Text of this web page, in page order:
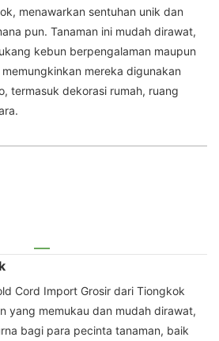
menawarkan sentuhan unik dan
pun. Tanaman ini mudah dirawat,
kebun berpengalaman maupun
mereka digunakan
termasuk dekorasi rumah, ruang
Cord Import Grosir dari Tiongkok
yang memukau dan mudah dirawat,
bagi para pecinta tanaman, baik